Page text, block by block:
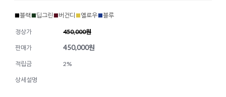
■블랙■딥그린■버건디 ■옐로우■블루
정상가 450,000원
판매가 450,000원
적립금 2%
상세설명